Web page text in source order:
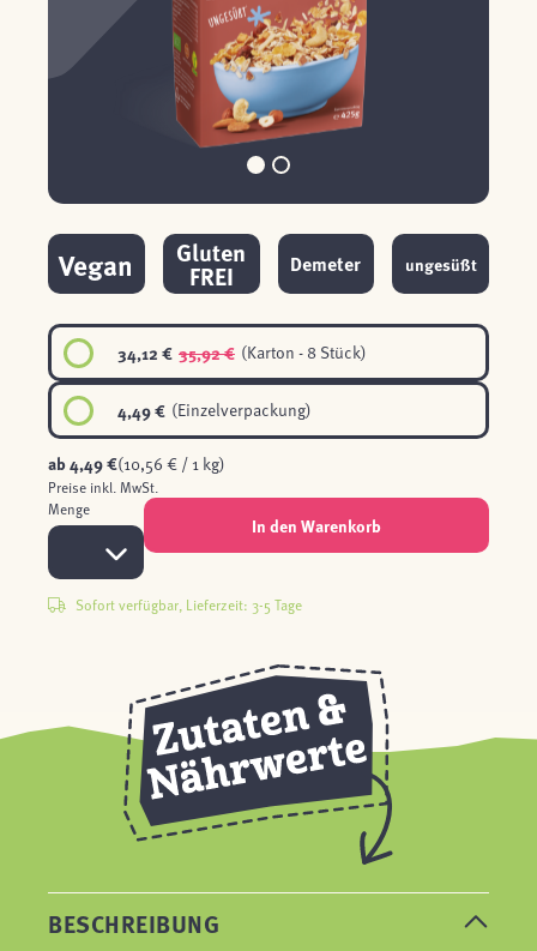
Vegan Gluten
FREI Demeter ungesüßt
34,12 € 35,92 € (Karton - 8 Stück)
4,49 € (Einzelverpackung)
ab4,49 €(10,56 € / 1 kg)
Preise inkl. MwSt.
Menge
In den Warenkorb
Sofort verfügbar, Lieferzeit: 3-5 Tage
BESCHREIBUNG